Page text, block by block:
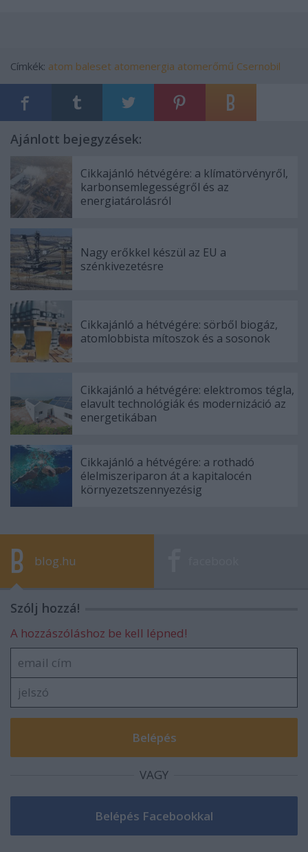
Címkék: atom baleset atomenergia atomerőmű Csernobil
Ajánlott bejegyzések:
Cikkajánló hétvégére: a klímatörvényről,
karbonsemlegességről és az
energiatárolásról
Nagy erőkkel készül az EU a
szénkivezetésre
Cikkajánló a hétvégére: sörből biogáz,
atomlobbista mítoszok és a sosonok
Cikkajánló a hétvégére: elektromos tégla,
elavult technológiák és modernizáció az
energetikában
Cikkajánló a hétvégére: a rothadó
élelmiszeriparon át a kapitalocén
környezetszennyezésig
blog.hu
Szólj hozzá!
A hozzászóláshoz be kell lépned!
VAGY